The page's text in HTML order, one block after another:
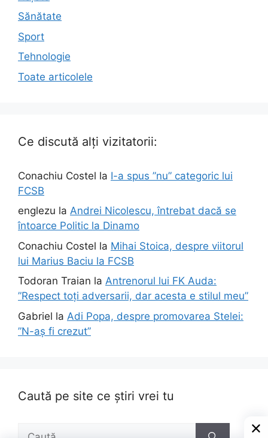
Sănătate
Sport
Tehnologie
Toate articolele
Ce discută alți vizitatorii:
Conachiu Costel la I-a spus ”nu” categoric lui
FCSB
englezu la Andrei Nicolescu, întrebat dacă se
întoarce Politic la Dinamo
Conachiu Costel la Mihai Stoica, despre viitorul
lui Marius Baciu la FCSB
Todoran Traian la Antrenorul lui FK Auda:
”Respect toți adversarii, dar acesta e stilul meu”
Gabriel la Adi Popa, despre promovarea Stelei:
”N-aș fi crezut”
Caută pe site ce știri vrei tu